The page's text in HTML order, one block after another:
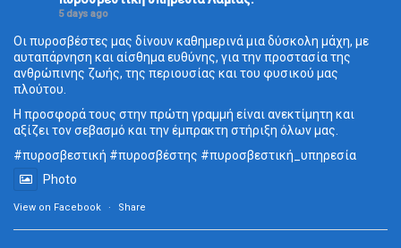
5 days ago
Οι πυροσβέστες μας δίνουν καθημερινά μια δύσκολη μάχη, με
αυταπάρνηση και αίσθημα ευθύνης, για την προστασία της
ανθρώπινης ζωής, της περιουσίας και του φυσικού μας
πλούτου.
Η προσφορά τους στην πρώτη γραμμή είναι ανεκτίμητη και
αξίζει τον σεβασμό και την έμπρακτη στήριξη όλων μας.
#πυροσβεστική #πυροσβέστης #πυροσβεστική_ υπηρεσία
Photo
View on Facebook · Share